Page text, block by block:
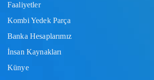
Faaliyetler
Kombi Yedek Parça
Banka Hesaplarımız
İnsan Kaynakları
Künye